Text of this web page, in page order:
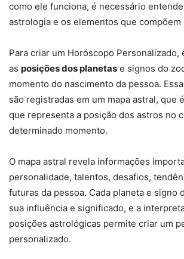
como ele funciona, é necessário
astrologia e os elementos que compõem
Para criar um Horóscopo Personalizado,
as posições dos planetas e signos do
momento do nascimento da pessoa.
são registradas em um mapa astral, que
que representa a posição dos astros no
determinado momento.
O mapa astral revela informações
personalidade, talentos, desafios,
futuras da pessoa. Cada planeta e signo
sua influência e significado, e a
posições astrológicas permite criar um
personalizado.